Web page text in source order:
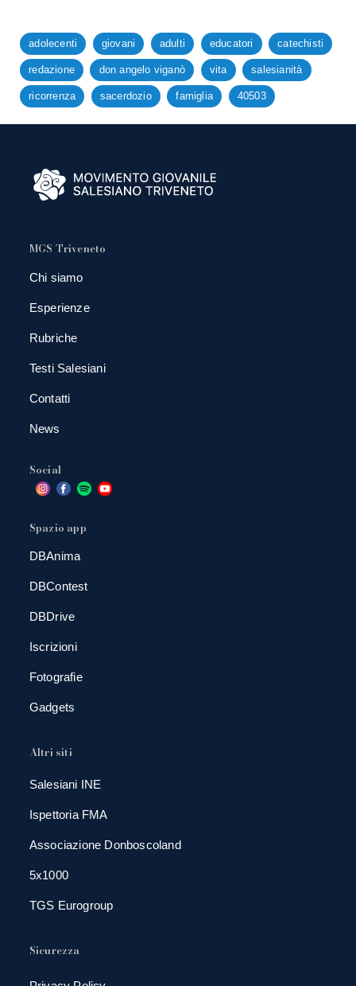
adolecenti giovani adulti educatori catechisti
redazione don angelo viganò vita salesianità
ricorrenza sacerdozio famiglia 40503
MGS Triveneto
Chi siamo
Esperienze
Rubriche
Testi Salesiani
Contatti
News
Social
Spazio app
DBAnima
DBContest
DBDrive
Iscrizioni
Fotografie
Gadgets
Altri siti
Salesiani INE
Ispettoria FMA
Associazione Donboscoland
5x1000
TGS Eurogroup
Sicurezza